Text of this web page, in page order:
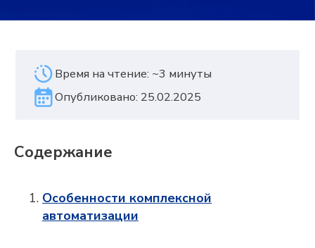
Содержание
Особенности комплексной
автоматизации